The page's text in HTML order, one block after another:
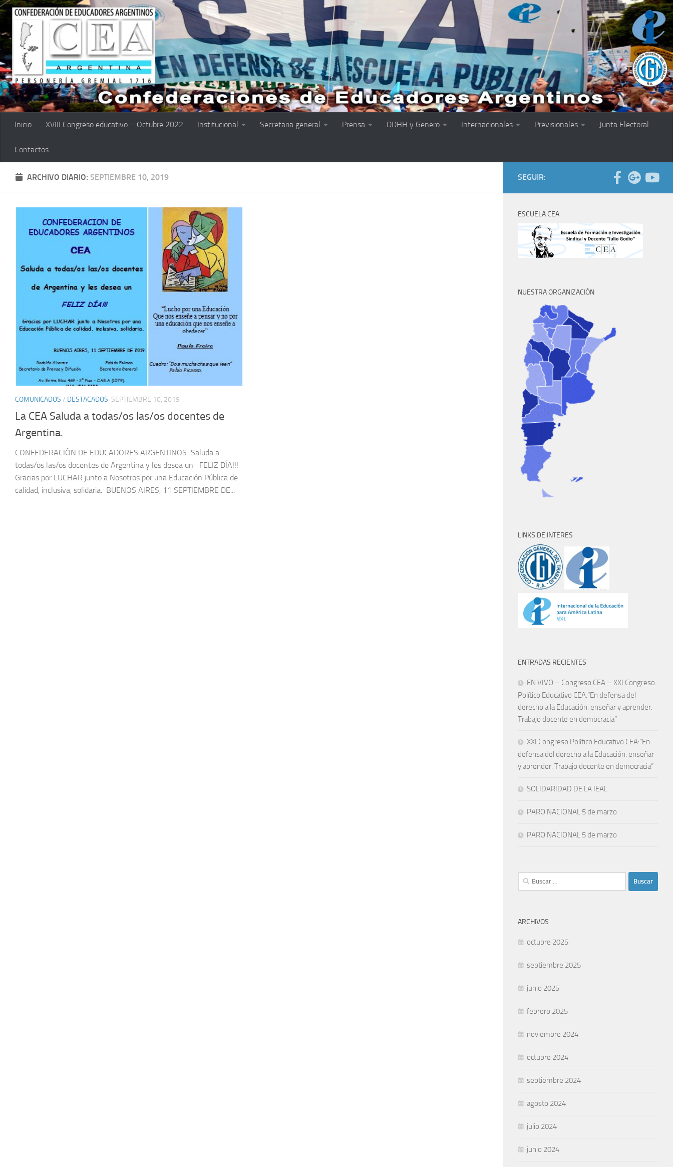
Saltar al contenido
Inicio XVIII Congreso educativo – Octubre 2022 Institucional Secretaria general Prensa DDHH y Genero Internacionales Previsionales Junta Electoral
Contactos
ARCHIVO DIARIO: SEPTIEMBRE 10, 2019
COMUNICADOS / DESTACADOS SEPTIEMBRE 10, 2019
La CEA Saluda a todas/os las/os docentes de
Argentina.
CONFEDERACIÓN DE EDUCADORES ARGENTINOS Saluda a
todas/os las/os docentes de Argentina y les desea un FELIZ DÍA!!!
Gracias por LUCHAR junto a Nosotros por una Educación Pública de
calidad, inclusiva, solidaria. BUENOS AIRES, 11 SEPTIEMBRE DE...
SEGUIR:
ESCUELA CEA
NUESTRA ORGANIZACIÓN
LINKS DE INTERES
ENTRADAS RECIENTES
EN VIVO – Congreso CEA – XXI Congreso
Político Educativo CEA:“En defensa del
derecho a la Educación: enseñar y aprender.
Trabajo docente en democracia”
XXI Congreso Político Educativo CEA:“En
defensa del derecho a la Educación: enseñar
y aprender. Trabajo docente en democracia”
SOLIDARIDAD DE LA IEAL
PARO NACIONAL 5 de marzo
PARO NACIONAL 5 de marzo
Buscar:
ARCHIVOS
octubre 2025
septiembre 2025
junio 2025
febrero 2025
noviembre 2024
octubre 2024
septiembre 2024
agosto 2024
julio 2024
junio 2024